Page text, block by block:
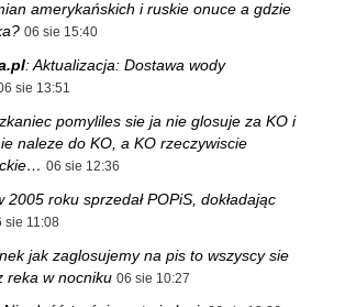
amerykańskich i ruskie onuce a gdzie
06 sie 15:40
:Aktualizacja: Dostawa wody
sie 13:51
pomyliles sie ja nie glosuje za KO i
naleze do KO, a KO rzeczywiscie
06 sie 12:36
roku sprzedał POPiS, dokładając
sie 11:08
jak zaglosujemy na pis to wszyscy sie
reka w nocniku 06 sie 10:27